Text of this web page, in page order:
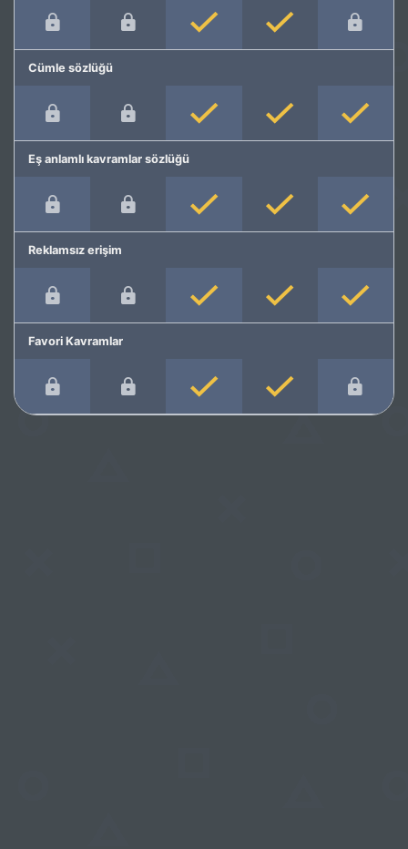
Cümle sözlüğü
Eş anlamlı kavramlar sözlüğü
Reklamsız erişim
Favori Kavramlar